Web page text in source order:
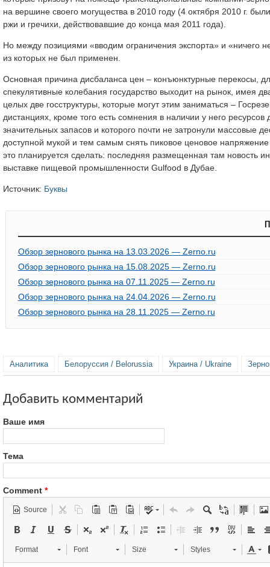
на вершине своего могущества в 2010 году (4 октября 2010 г.
ржи и гречихи, действовавшие до конца мая 2011 года).
Но между позициями «вводим ограничения экспорта» и «ничего
из которых не был применен.
Основная причина дисбаланса цен – конъюнктурные перекосы,
спекулятивные колебания государство выходит на рынок, имея
целых две госструктуры, которые могут этим заниматься –
дистанциях, кроме того есть сомнения в наличии у него
значительных запасов и которого почти не затронули
доступной мукой и тем самым снять пиковое ценовое
это планируется сделать: последняя размещенная там новость
выставке пищевой промышленности Gulfood в Дубае.
Источник: Буквы
Обзор зернового рынка на 13.03.2026 — Zerno.ru
Обзор зернового рынка на 15.08.2025 — Zerno.ru
Обзор зернового рынка на 07.11.2025 — Zerno.ru
Обзор зернового рынка на 24.04.2026 — Zerno.ru
Обзор зернового рынка на 28.11.2025 — Zerno.ru
Аналитика Белоруссия / Belorussia Украина / Ukraine
Добавить комментарий
Ваше имя
Тема
Comment *
Source
Format Font Size Styles